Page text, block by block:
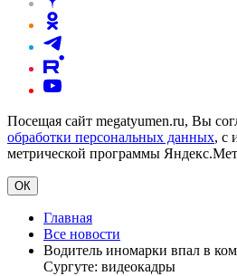
Посещая сайт megatyumen.ru, Вы
обработки персональных данных, с
метрической программы
ОК
Главная
Все новости
Водитель иномарки впал в
Сургуте: видеокадры